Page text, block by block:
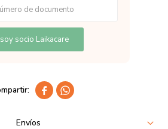
soy socio Laikacare
 
Envíos